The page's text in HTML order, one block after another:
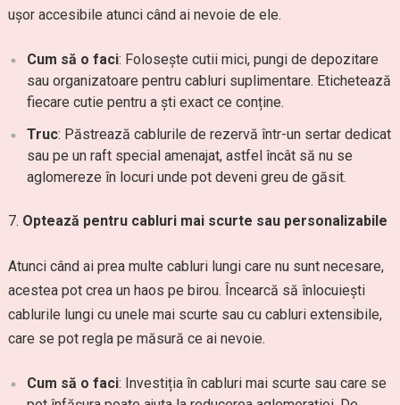
ușor accesibile atunci când ai nevoie de ele.
Cum să o faci: Folosește cutii mici, pungi de depozitare
sau organizatoare pentru cabluri suplimentare. Etichetează
fiecare cutie pentru a ști exact ce conține.
Truc: Păstrează cablurile de rezervă într-un sertar dedicat
sau pe un raft special amenajat, astfel încât să nu se
aglomereze în locuri unde pot deveni greu de găsit.
Optează pentru cabluri mai scurte sau personalizabile
Atunci când ai prea multe cabluri lungi care nu sunt necesare,
acestea pot crea un haos pe birou. Încearcă să înlocuiești
cablurile lungi cu unele mai scurte sau cu cabluri extensibile,
care se pot regla pe măsură ce ai nevoie.
Cum să o faci: Investiția în cabluri mai scurte sau care se